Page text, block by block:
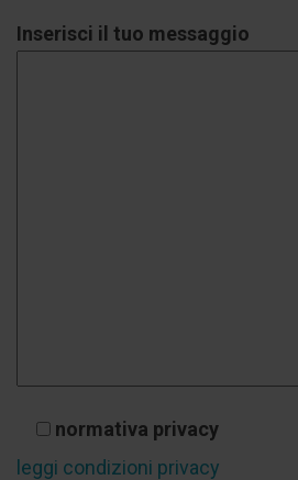
Inserisci il tuo messaggio
normativa privacy
leggi condizioni privacy